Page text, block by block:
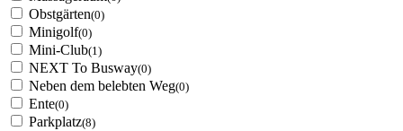
Obstgärten(0)
Minigolf(0)
Mini-Club(1)
NEXT To Busway(0)
Neben dem belebten Weg(0)
Ente(0)
Parkplatz(8)